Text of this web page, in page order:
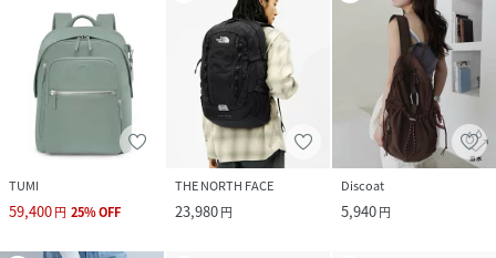
TUMI
59,400円 25%OFF
THE NORTH FACE
23,980円
Discoat
5,940円